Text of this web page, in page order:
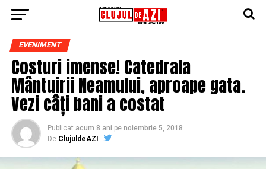
EVENIMENT
Costuri imense! Catedrala
Mântuirii Neamului, aproape gata.
Vezi câți bani a costat
Publicat acum 8 ani pe noiembrie 5, 2018
De ClujuldeAZI